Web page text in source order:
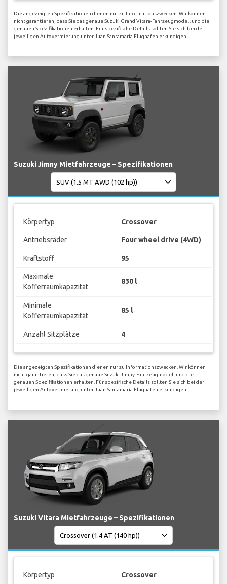
Die angezeigten Spezifikationen dienen nur zu Informationszwecken. Wir können
nicht garantieren, dass Sie das genaue Suzuki Grand Vitara-Fahrzeugmodell und die
genauen Spezifikationen erhalten. Für spezifische Details sollten Sie sich bei der
jeweiligen Autovermietung unter Juan Santamaría Flughafen erkundigen.
Suzuki Jimny Mietfahrzeuge – Spezifikationen
Körpertyp Crossover
Antriebsräder Four wheel drive (4WD)
Kraftstoff 95
Maximale
Kofferraumkapazität
830 l
Minimale
Kofferraumkapazität
85 l
Anzahl Sitzplätze 4
Die angezeigten Spezifikationen dienen nur zu Informationszwecken. Wir können
nicht garantieren, dass Sie das genaue Suzuki Jimny-Fahrzeugmodell und die
genauen Spezifikationen erhalten. Für spezifische Details sollten Sie sich bei der
jeweiligen Autovermietung unter Juan Santamaría Flughafen erkundigen.
Suzuki Vitara Mietfahrzeuge – Spezifikationen
Körpertyp Crossover